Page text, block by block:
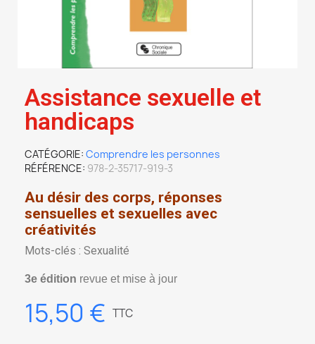
Assistance sexuelle et
handicaps
CATÉGORIE Comprendre les personnes
RÉFÉRENCE 978-2-35717-919-3
Au désir des corps, réponses
sensuelles et sexuelles avec
créativités
Mots-clés : Sexualité
3e édition revue et mise à jour
15,50 € TTC